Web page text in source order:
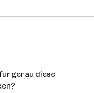
genau diese